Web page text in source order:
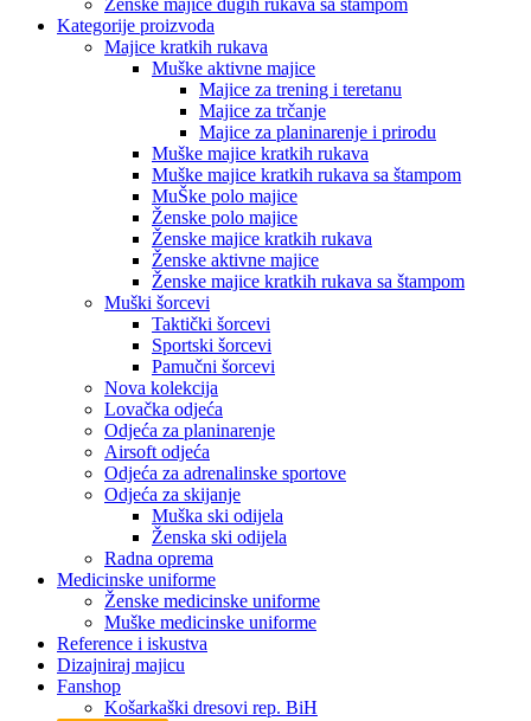
Ženske majice dugih rukava sa štampom
Kategorije proizvoda
Majice kratkih rukava
Muške aktivne majice
Majice za trening i teretanu
Majice za trčanje
Majice za planinarenje i prirodu
Muške majice kratkih rukava
Muške majice kratkih rukava sa štampom
MuŠke polo majice
Ženske polo majice
Ženske majice kratkih rukava
Ženske aktivne majice
Ženske majice kratkih rukava sa štampom
Muški šorcevi
Taktički šorcevi
Sportski šorcevi
Pamučni šorcevi
Nova kolekcija
Lovačka odjeća
Odjeća za planinarenje
Airsoft odjeća
Odjeća za adrenalinske sportove
Odjeća za skijanje
Muška ski odijela
Ženska ski odijela
Radna oprema
Medicinske uniforme
Ženske medicinske uniforme
Muške medicinske uniforme
Reference i iskustva
Dizajniraj majicu
Fanshop
Košarkaški dresovi rep. BiH